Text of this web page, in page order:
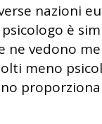
nazioni
è
ne vedono
meno